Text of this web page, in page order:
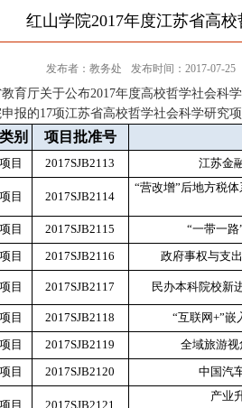
红山学院2017年度江苏省高
发布者：教务处 发布时间：2017-07-25
育厅关于公布2017年度高校哲学社会科
报的17项江苏省高校哲学社会科学研究
别 项目批准号
目 2017SJB2113 江苏金
目 2017SJB2114
“营改增”后地方税
目 2017SJB2115 “一带一
目
2017SJB2116 政府事权与支
目 2017SJB2117 民办本科院校新
目 2017SJB2118 “互联网+”嵌
目
2017SJB2119 全域旅游
目
2017SJB2120 中国汽
目 2017SJB2121
产业